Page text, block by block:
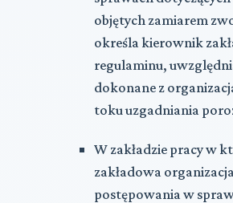
objętych zamiarem
określa kierownik
regulaminu,
dokonane z
toku uzgadniania
W zakładzie pracy w
zakładowa
postępowania w